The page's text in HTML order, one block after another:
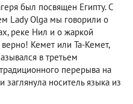
был посвящен Египту. С
Lady Olga мы говорили о
реке Нил и о жаркой
Кемет или Та-Кемет,
в третьем
перерыва на
заглянула носитель языка из